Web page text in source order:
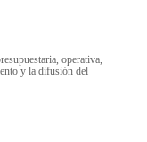
operativa,
y la difusión del